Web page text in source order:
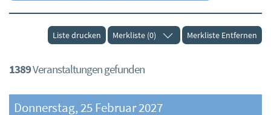
Liste drucken Merkliste (0) Merkliste Entfernen
1389Veranstaltungen gefunden
Donnerstag, 25 Februar 2027